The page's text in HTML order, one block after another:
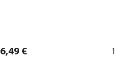
6,49€